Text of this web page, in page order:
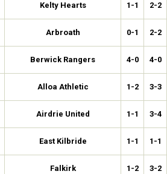
Kelty Hearts 1-1 2-2
Arbroath 0-1 2-2
Berwick Rangers 4-0 4-0
Alloa Athletic 1-2 3-3
Airdrie United 1-1 3-4
East Kilbride 1-1 1-1
Falkirk 1-2 3-2